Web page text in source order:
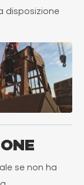
disposizione
se non ha